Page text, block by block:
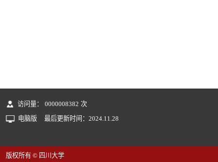
访问量： 0000008382 次
电脑版
最后更新时间： 2024. 11 28
版权所有 © 四川大学